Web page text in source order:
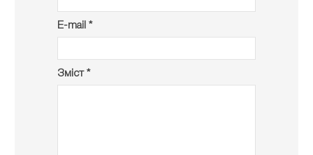
E-mail *
Зміст *